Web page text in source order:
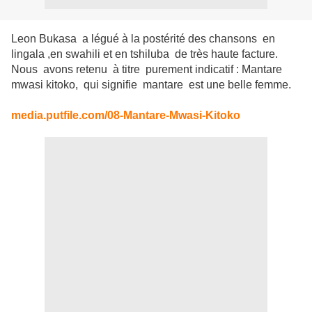
Leon Bukasa a légué à la postérité des chansons en
lingala ,en swahili et en tshiluba de très haute facture.
Nous avons retenu à titre purement indicatif : Mantare
mwasi kitoko, qui signifie mantare est une belle femme.
media.putfile.com/08-Mantare-Mwasi-Kitoko